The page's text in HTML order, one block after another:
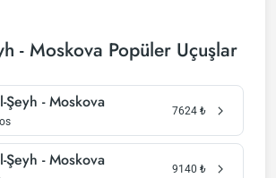
- Moskova Popüler Uçuşlar
Şeyh - Moskova 7624 ₺
Şeyh - Moskova 9140 ₺